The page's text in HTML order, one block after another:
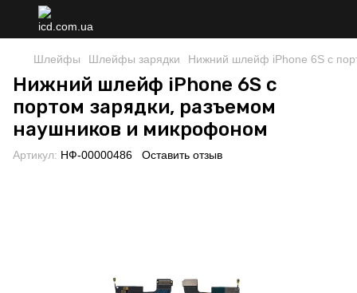
Шлейфы Шлейфы зарядки Нижний шлейф iPhone 6S с
Нижний шлейф iPhone 6S с
портом зарядки, разъемом
наушников и микрофоном
Артикул: НФ-00000486 Оставить отзыв